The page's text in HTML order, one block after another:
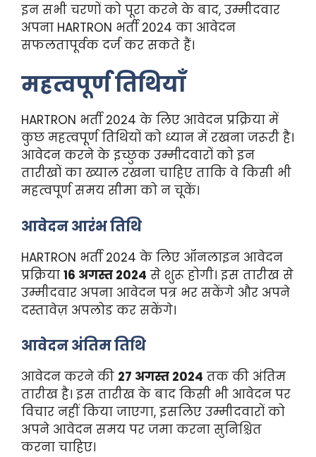
इन सभी चरणों को पूरा करने के बाद, उम्मीदवार
अपना HARTRON भर्ती 2024 का आवेदन
सफलतापूर्वक दर्ज कर सकते हैं।
महत्वपूर्ण तिथियाँ
HARTRON भर्ती 2024 के लिए आवेदन प्रक्रिया में
कुछ महत्वपूर्ण तिथियों को ध्यान में रखना जरूरी है।
आवेदन करने के इच्छुक उम्मीदवारों को इन
तारीखों का ख्याल रखना चाहिए ताकि वे किसी भी
महत्वपूर्ण समय सीमा को न चूकें।
आवेदन आरंभ तिथि
HARTRON भर्ती 2024 के लिए ऑनलाइन आवेदन
प्रक्रिया 16 अगस्त 2024 से शुरू होगी। इस तारीख से
उम्मीदवार अपना आवेदन पत्र भर सकेंगे और अपने
दस्तावेज़ अपलोड कर सकेंगे।
आवेदन अंतिम तिथि
आवेदन करने की 27 अगस्त 2024 तक की अंतिम
तारीख है। इस तारीख के बाद किसी भी आवेदन पर
विचार नहीं किया जाएगा, इसलिए उम्मीदवारों को
अपने आवेदन समय पर जमा करना सुनिश्चित
करना चाहिए।